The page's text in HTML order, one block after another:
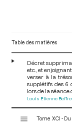
Table des matières
Décret
etc., et
verser à la
supplétifs des 6
lors de la séance
Louis Etienne